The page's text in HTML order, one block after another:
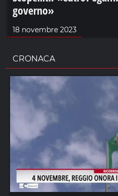
governo»
18 novembre 2023
CRONACA